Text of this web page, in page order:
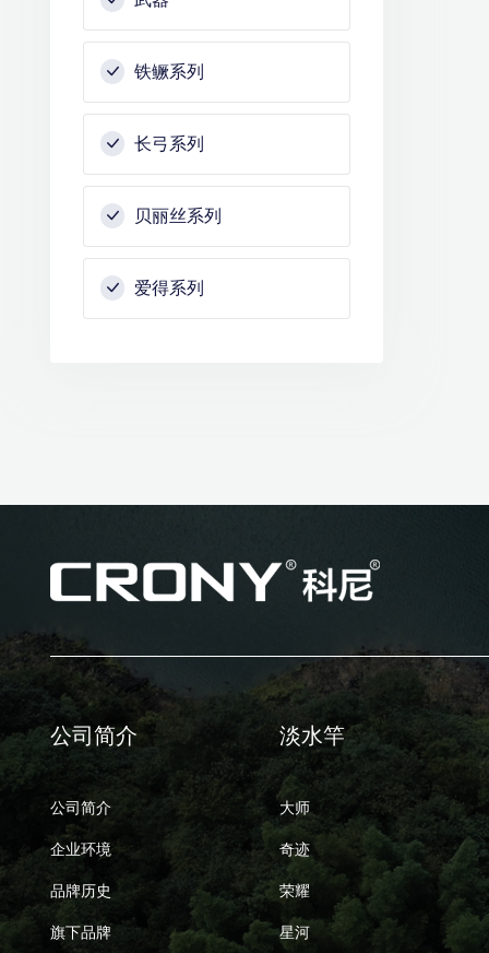
铁鳜系列
长弓系列
贝丽丝系列
爱得系列
公司简介
公司简介
企业环境
品牌历史
旗下品牌
淡水竿
大师
奇迹
荣耀
星河